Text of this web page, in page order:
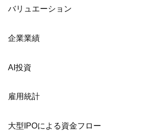
バリュエーション
企業業績
AI投資
雇用統計
大型IPOによる資金フロー